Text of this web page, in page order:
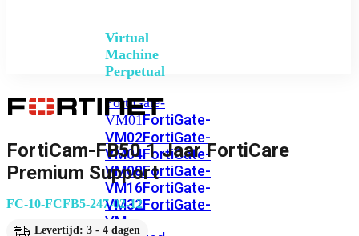
Virtual
Machine
Perpetual
FortiGate-
VM01FortiGate-
VM02FortiGate-
VM04FortiGate-
VM08FortiGate-
VM16FortiGate-
VM32FortiGate-
VM
FortiCam-FB50 1 Jaar FortiCare
Premium Support
FC-10-FCFB5-247-02-12
Levertijd: 3 - 4 dagen